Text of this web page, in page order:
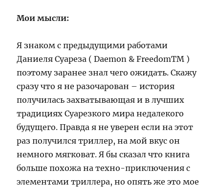
Мои мысли:
Я знаком с предыдущими работами
Даниеля Суареза ( Daemon & FreedomTM )
поэтому заранее знал чего ожидать. Скажу
сразу что я не разочарован – история
получилась захватывающая и в лучших
традициях Суарезкого мира недалекого
будущего. Правда я не уверен если на этот
раз получился триллер, на мой вкус он
немного мягковат. Я бы сказал что книга
больше похожа на техно-приключения с
элементами триллера, но опять же это мое